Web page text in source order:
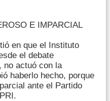
E IMPARCIAL
en que el Instituto
el debate
no actuó con la
haberlo hecho, porque
ante el Partido